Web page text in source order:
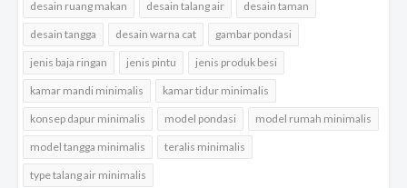
desain ruang makan desain talang air desain taman
desain tangga desain warna cat gambar pondasi
jenis baja ringan jenis pintu jenis produk besi
kamar mandi minimalis kamar tidur minimalis
konsep dapur minimalis model pondasi model rumah minimalis
model tangga minimalis teralis minimalis
type talang air minimalis